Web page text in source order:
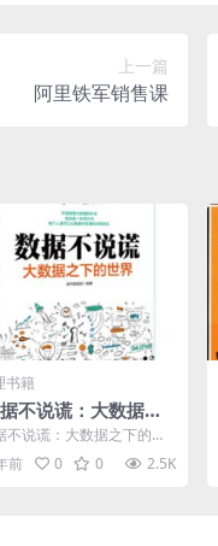
上一篇
阿里铁军销售课
书籍
据不说谎：大数据之
世界》pdf电子书资
不说谎：大数据之下的世
电子书资源下载介绍 书
据不扯谎 作者...
前 0 0 2.5K